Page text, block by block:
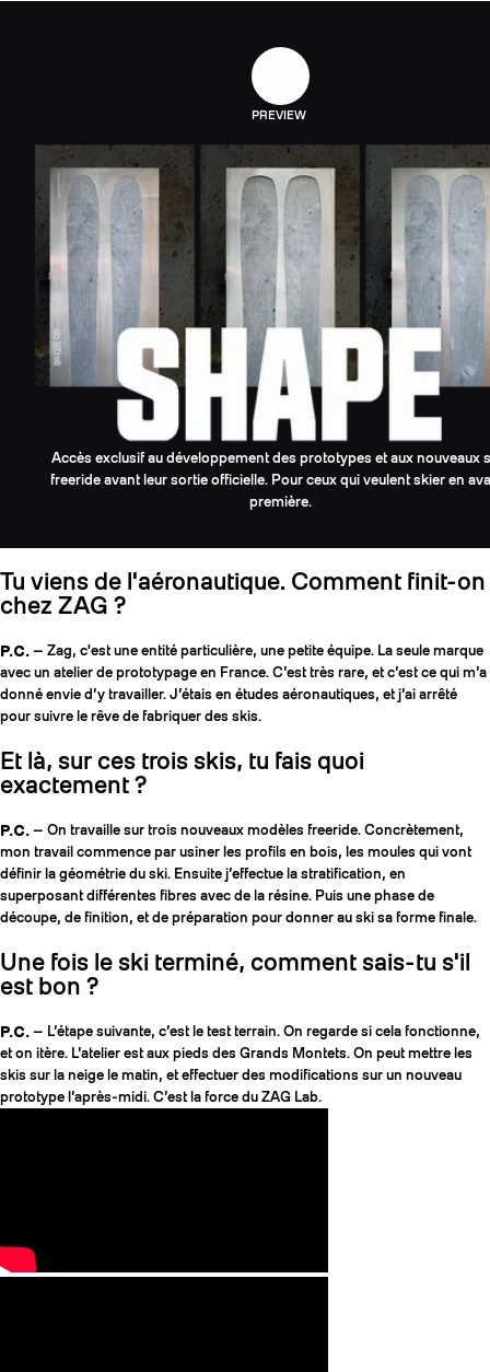
PREVIEW
Accès exclusif au développement des prototypes et aux nouveaux
freeride avant leur sortie officielle. Pour ceux qui veulent skier en
première.
Tu viens de l'aéronautique. Comment finit-on
chez ZAG ?
P.C. — Zag, c'est une entité particulière, une petite équipe. La seule marque
avec un atelier de prototypage en France. C’est très rare, et c’est ce qui m’a
donné envie d’y travailler. J’étais en études aéronautiques, et j’ai arrêté
pour suivre le rêve de fabriquer des skis.
Et là, sur ces trois skis, tu fais quoi
exactement ?
P.C. — On travaille sur trois nouveaux modèles freeride. Concrètement,
mon travail commence par usiner les profils en bois, les moules qui vont
définir la géométrie du ski. Ensuite j’effectue la stratification, en
superposant différentes fibres avec de la résine. Puis une phase de
découpe, de finition, et de préparation pour donner au ski sa forme finale.
Une fois le ski terminé, comment sais-tu s'il
est bon ?
P.C. — L’étape suivante, c’est le test terrain. On regarde si cela fonctionne,
et on itère. L’atelier est aux pieds des Grands Montets. On peut mettre les
skis sur la neige le matin, et effectuer des modifications sur un nouveau
prototype l’après-midi. C’est la force du ZAG Lab.